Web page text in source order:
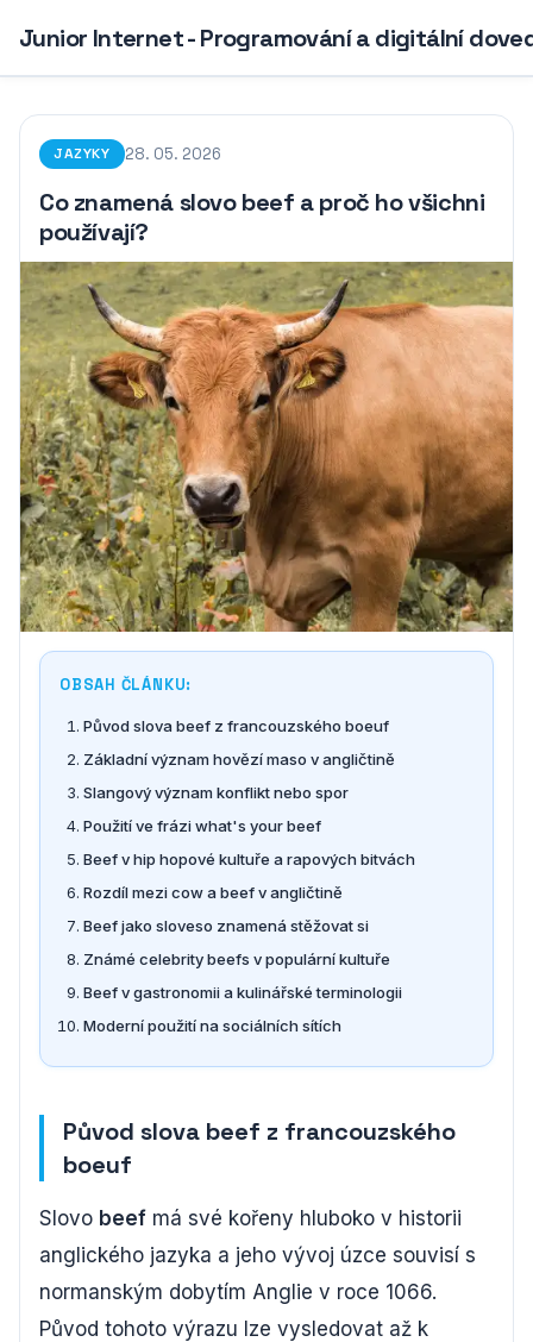
Junior Internet - Programování a digitální
JAZYKY 28. 05. 2026
Co znamená slovo beef a proč ho všichni
používají?
OBSAH ČLÁNKU:
Původ slova beef z francouzského boeuf
Základní význam hovězí maso v angličtině
Slangový význam konflikt nebo spor
Použití ve frázi what's your beef
Beef v hip hopové kultuře a rapových bitvách
Rozdíl mezi cow a beef v angličtině
Beef jako sloveso znamená stěžovat si
Známé celebrity beefs v populární kultuře
Beef v gastronomii a kulinářské terminologii
Moderní použití na sociálních sítích
Původ slova beef z francouzského
boeuf
Slovo beef má své kořeny hluboko v historii
anglického jazyka a jeho vývoj úzce souvisí s
normanským dobytím Anglie v roce 1066.
Původ tohoto výrazu lze vysledovat až k